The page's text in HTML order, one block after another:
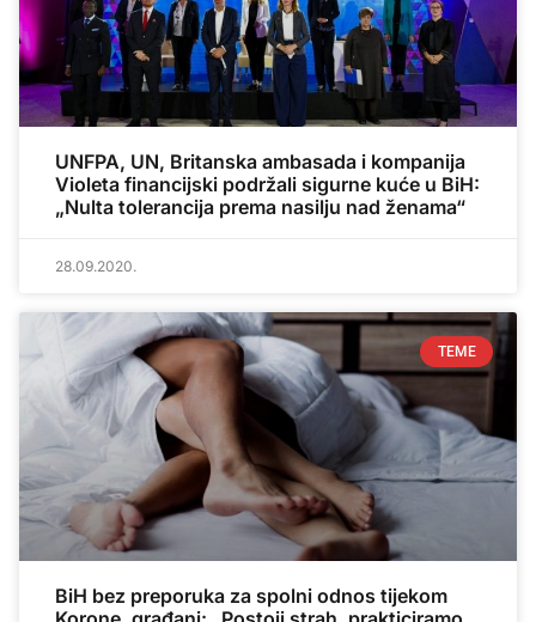
UNFPA, UN, Britanska ambasada i kompanija
Violeta financijski podržali sigurne kuće u BiH:
„Nulta tolerancija prema nasilju nad ženama“
28.09.2020.
TEME
BiH bez preporuka za spolni odnos tijekom